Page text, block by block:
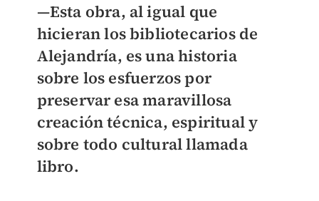
—Esta obra, al igual que
hicieran los bibliotecarios de
Alejandría, es una historia
sobre los esfuerzos por
preservar esa maravillosa
creación técnica, espiritual y
sobre todo cultural llamada
libro.